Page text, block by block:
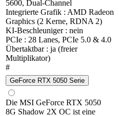
5600, Dual-Channel
Integrierte Grafik : AMD Radeon
Graphics (2 Kerne, RDNA 2)
KI-Beschleuniger : nein
PCIe : 28 Lanes, PCIe 5.0 & 4.0
Übertaktbar : ja (freier
Multiplikator)
#
GeForce RTX 5050 Serie
Die MSI GeForce RTX 5050
8G Shadow 2X OC ist eine